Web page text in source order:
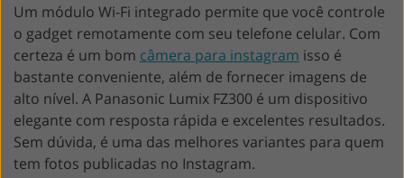
Um módulo Wi-Fi integrado permite que você controle
o gadget remotamente com seu telefone celular. Com
certeza é um bom câmera para instagram isso é
bastante conveniente, além de fornecer imagens de
alto nível. A Panasonic Lumix FZ300 é um dispositivo
elegante com resposta rápida e excelentes resultados.
Sem dúvida, é uma das melhores variantes para quem
tem fotos publicadas no Instagram.